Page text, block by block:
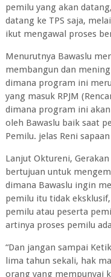
pemilu yang akan
datang ke TPS saja,
ikut mengawal proses
Menurutnya Bawaslu
membangun dan
dimana program ini
yang masuk RPJM
dimana program ini
oleh Bawaslu baik saat
Pemilu. jelas Reni
Lanjut Oktureni,
bertujuan untuk
dimana Bawaslu ingin
pemilu itu tidak
pemilu atau peserta
artinya proses pemilu
“Dan jangan sampai
lima tahun sekali, hak
orang yang mempunyai